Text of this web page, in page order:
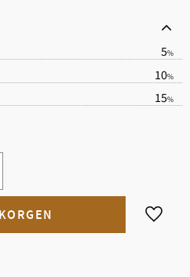
5%
10%
15%
Lägg